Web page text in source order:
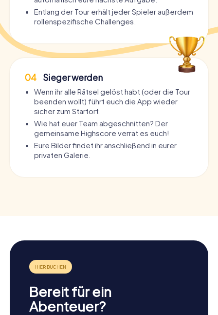
Entlang der Tour erhält jeder Spieler außerdem
rollenspezifische Challenges.
04 Sieger werden
Wenn ihr alle Rätsel gelöst habt (oder die Tour
beenden wollt) führt euch die App wieder
sicher zum Startort.
Wie hat euer Team abgeschnitten? Der
gemeinsame Highscore verrät es euch!
Eure Bilder findet ihr anschließend in eurer
privaten Galerie.
Bereit für ein
Abenteuer?